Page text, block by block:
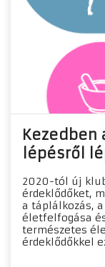
Kezedben
lépésről
2020-tól új
érdeklődőket,
a táplálkozás,
életfelfogása
természetes
érdeklődőkkel